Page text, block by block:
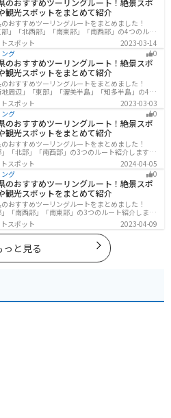
のおすすめツーリングルート！絶景スポ
観光スポットをまとめて紹介
おすすめツーリングルートをまとめました！
部」「北西部」「南東部」「南西部」の4つのルー
ます。日本を代表する神社や広大な山や滝、湖
史や自然を満喫するツーリングができます。バ
栃木県にツーリングに行く際は参考にしてくださ
スポット
2023-03-14
グ
0
のおすすめツーリングルート！絶景スポ
観光スポットをまとめて紹介
おすすめツーリングルートをまとめました！
地周辺」「東部」「渥美半島」「知多半島」の4つ
紹介します。名古屋周辺の栄えたスポットから
美術館なども多数あり、自然・歴史・文化を満
ツーリングができます。バイクで愛知県にツーリ
く際は参考にしてください。
スポット
2023-03-03
グ
0
のおすすめツーリングルート！絶景スポ
観光スポットをまとめて紹介
おすすめツーリングルートをまとめました！
」「北部」「南西部」の3つのルート紹介します。
ちらも楽しめるスポットが多数あり、様々な楽
できます。バイクで高知県にツーリングに行く
にしてください。
スポット
2024-04-05
グ
0
のおすすめツーリングルート！絶景スポ
観光スポットをまとめて紹介
おすすめツーリングルートをまとめました！
」「南西部」「南東部」の3つのルート紹介しま
色豊かな街並みや世界遺産、絶景ポイントが数
し、様々な楽しみ方ができます。バイクで長崎
リングに行く際は参考にしてください。
スポット 2023-04-09
っと見る